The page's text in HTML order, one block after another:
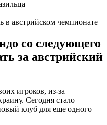
в австрийском чемпионате
со следующего
за австрийский
игроков, из-за
Сегодня стало
клуб для еще одного